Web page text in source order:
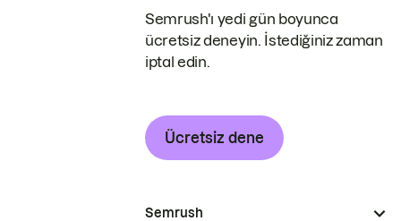
Semrush'ı yedi gün boyunca
ücretsiz deneyin. İstediğiniz zaman
iptal edin.
Ücretsiz dene
Semrush